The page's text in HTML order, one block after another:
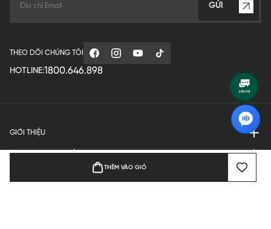
THÊM VÀO GIỎ
GỬI
THEO DÕI CHÚNG TÔI
HOTLINE:1800.646.898
GIỚI THIỆU
QUY ĐỊNH HOẠT ĐỘNG